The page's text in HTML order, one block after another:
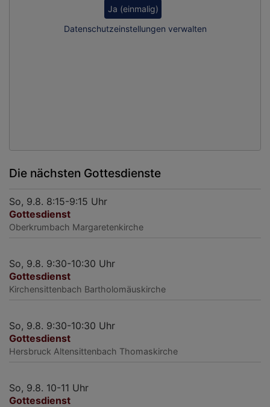
Ja (einmalig)
Datenschutzeinstellungen verwalten
Die nächsten Gottesdienste
So, 9.8. 8:15-9:15 Uhr
Gottesdienst
Oberkrumbach Margaretenkirche
So, 9.8. 9:30-10:30 Uhr
Gottesdienst
Kirchensittenbach Bartholomäuskirche
So, 9.8. 9:30-10:30 Uhr
Gottesdienst
Hersbruck Altensittenbach Thomaskirche
So, 9.8. 10-11 Uhr
Gottesdienst